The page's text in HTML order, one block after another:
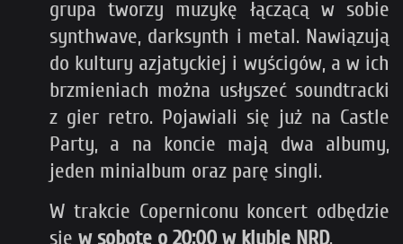
grupa tworzy muzykę łączącą w sobie
synthwave, darksynth i metal. Nawiązują
do kultury azjatyckiej i wyścigów, a w ich
brzmieniach można usłyszeć soundtracki
z gier retro. Pojawiali się już na Castle
Party, a na koncie mają dwa albumy,
jeden minialbum oraz parę singli.
W trakcie Coperniconu koncert odbędzie
się w sobotę o 20:00 w klubie NRD.